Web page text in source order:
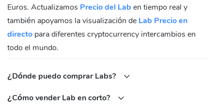
Euros. Actualizamos Precio del Lab en tiempo real y
también apoyamos la visualización de Lab Precio en
directo para diferentes cryptocurrency intercambios en
todo el mundo.
¿Dónde puedo comprar Labs?
¿Cómo vender Lab en corto?